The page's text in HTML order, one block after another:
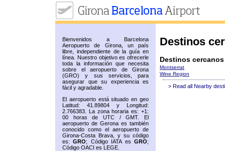
Bienvenidos a Barcelona
Aeropuerto de Girona, un país
libre, independiente de la guía en
línea. Nuestro objetivo es ofrecerle
toda la información que necesita
sobre el aeropuerto de Girona
(GRO) y sus servicios, para
asegurar que su experiencia es
fácil y agradable.
El aeropuerto está situado en geo
Latitud: 41.89804 y Longitud:
2.766383. La zona horaria es: +1:
00 horas de UTC / GMT. El
aeropuerto de Gerona es también
conocido como el aeropuerto de
Girona-Costa Brava, y su código
es:GRO; Código IATA esGRO;
Código OACI es LEGE.
Destinos
Destinos cercanos
Montserrat
Wine Region
> Read all Nearby